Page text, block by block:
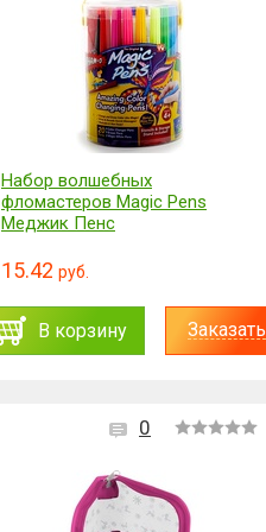
Набор волшебных
фломастеров Magic Pens
Меджик Пенс
15.42 руб.
В корзину Заказать
0